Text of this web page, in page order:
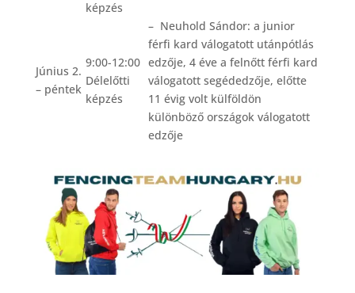
képzés
Június 2.
– péntek
9:00-12:00
Délelőtti
képzés
– Neuhold Sándor: a junior
férfi kard válogatott utánpótlás
edzője, 4 éve a felnőtt férfi kard
válogatott segédedzője, előtte
11 évig volt külföldön
különböző országok válogatott
edzője